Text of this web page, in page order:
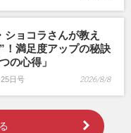
ョコラさんが教え
！満足度アップの秘訣
の心得」
日号 2026/8/8